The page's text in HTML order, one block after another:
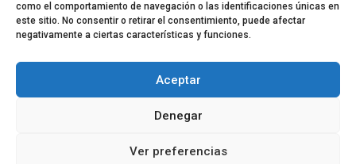
como el comportamiento de navegación o las identificaciones únicas en
este sitio. No consentir o retirar el consentimiento, puede afectar
negativamente a ciertas características y funciones.
Aceptar
Denegar
Ver preferencias
Equipo EPDLT Contacto